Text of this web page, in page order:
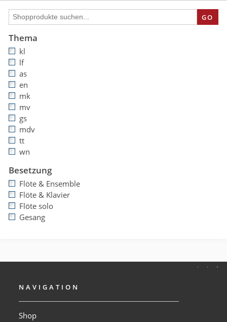
GO
Thema
kl
lf
as
en
mk
mv
gs
mdv
tt
wn
Besetzung
Flöte & Ensemble
Flöte & Klavier
Flöte solo
Gesang
NAVIGATION
Shop